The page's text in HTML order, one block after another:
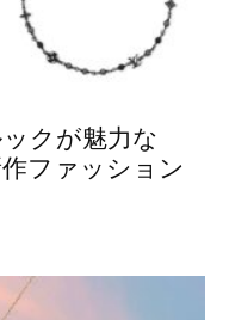
クが魅力な
ファッション